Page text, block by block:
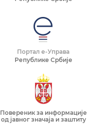
Портал е-Управа
Републике Србије
Повереник за информације
од јавног значаја и заштиту